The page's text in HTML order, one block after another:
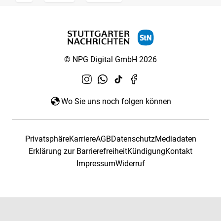
© NPG Digital GmbH 2026
Wo Sie uns noch folgen können
PrivatsphäreKarriereAGBDatenschutzMediadaten
Erklärung zur BarrierefreiheitKündigungKontakt
ImpressumWiderruf